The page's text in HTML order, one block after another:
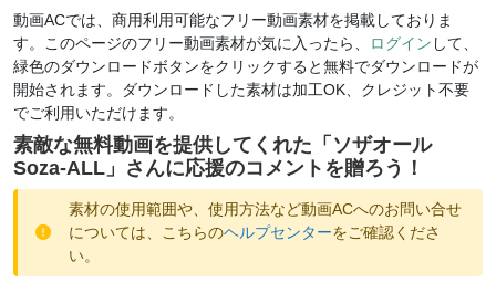
動画ACでは、商用利用可能なフリー動画素材を掲載しておりま
す。このページのフリー動画素材が気に入ったら、
ログイン して、
緑色のダウンロードボタンをクリックすると無料でダウンロードが
開始されます。ダウンロードした素材は加工OK、クレジット不要
でご利用いただけます。
素敵な無料動画を提供してくれた「 ソザオール
Soza-ALL 」さんに応援のコメントを贈ろう！
素材の使用範囲や、使用方法など動画ACへのお問い合せ
については、こちらのヘルプセンターをご確認くださ
い。